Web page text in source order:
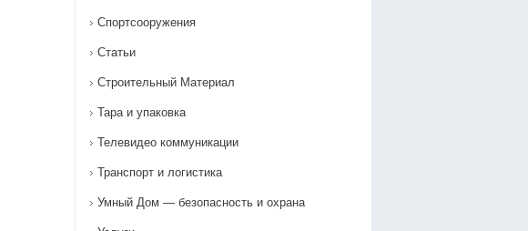
Спортсооружения
Статьи
Строительный Материал
Тара и упаковка
Телевидео коммуникации
Транспорт и логистика
Умный Дом — безопасность и охрана